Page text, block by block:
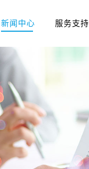
新闻中心 服务支持